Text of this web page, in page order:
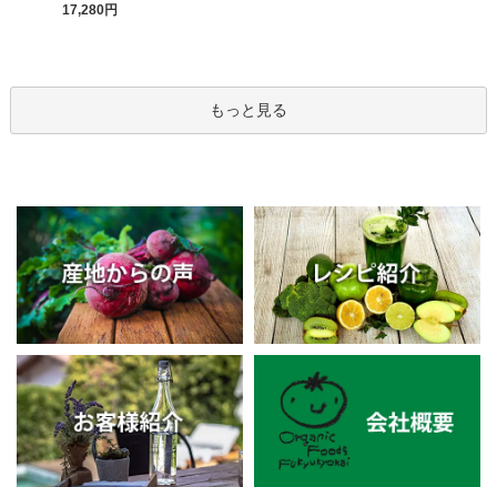
17,280円
もっと見る